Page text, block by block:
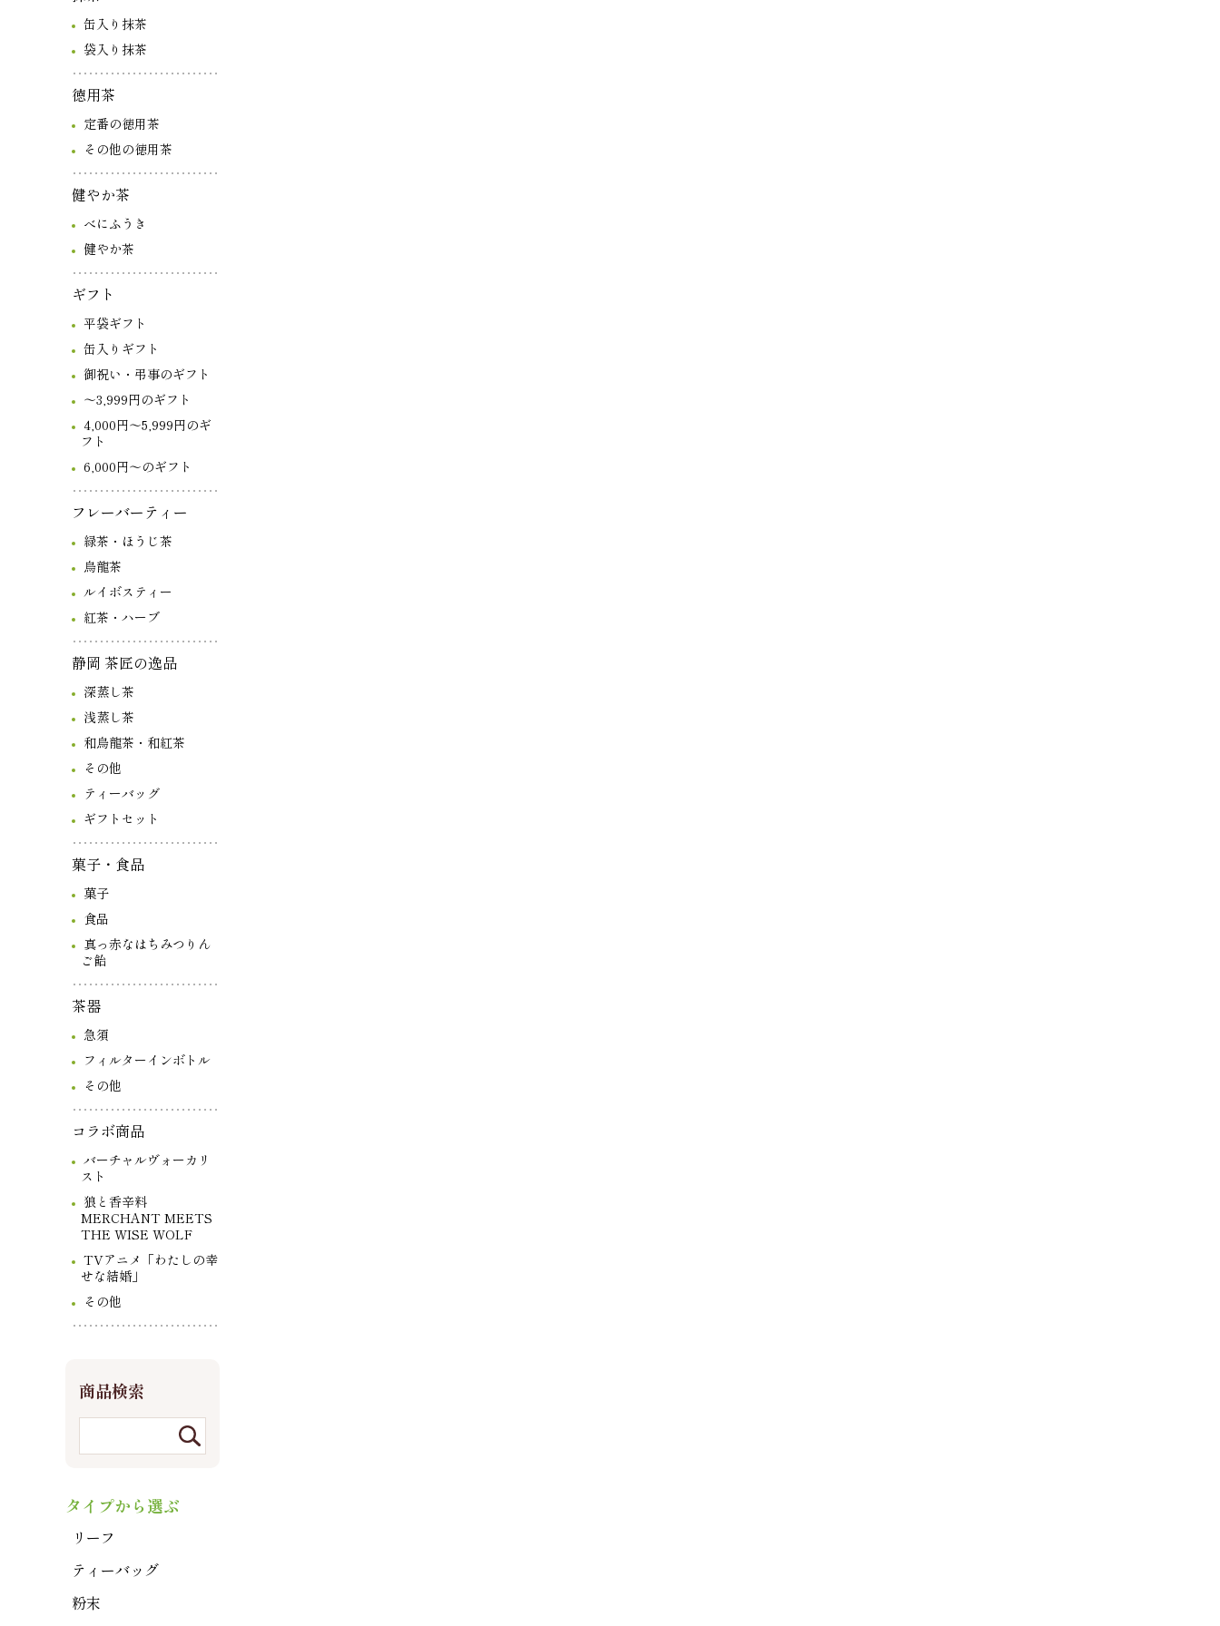
商品検索
缶入り抹茶
袋入り抹茶
徳用茶
定番の徳用茶
その他の徳用茶
健やか茶
べにふうき
健やか茶
ギフト
平袋ギフト
缶入りギフト
御祝い・弔事のギフト
～3,999円のギフト
4,000円～5,999円のギ
フト
6,000円～のギフト
フレーバーティー
緑茶・ほうじ茶
烏龍茶
ルイボスティー
紅茶・ハーブ
静岡 茶匠の逸品
深蒸し茶
浅蒸し茶
和烏龍茶・和紅茶
その他
ティーバッグ
ギフトセット
菓子・食品
菓子
食品
真っ赤なはちみつりん
ご飴
茶器
急須
フィルターインボトル
その他
コラボ商品
バーチャルヴォーカリ
スト
狼と香辛料
MERCHANT MEETS
THE WISE WOLF
TVアニメ「わたしの幸
せな結婚」
その他
タイプから選ぶ
リーフ
ティーバッグ
粉末